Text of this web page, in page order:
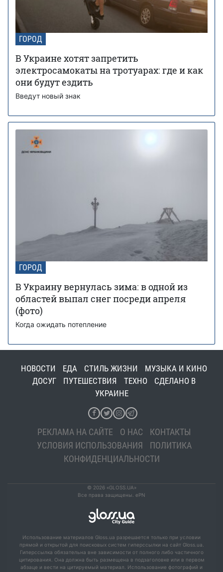
ГОРОД
В Украине хотят запретить
электросамокаты на тротуарах: где и как
они будут ездить
Введут новый знак
ГОРОД
В Украину вернулась зима: в одной из
областей выпал снег посреди апреля
(фото)
Когда ожидать потепление
НОВОСТИ ЕДА СТИЛЬ ЖИЗНИ
МУЗЫКА И КИНО
ДОСУГ
ПУТЕШЕСТВИЯ ТЕХНО
СДЕЛАНО В
УКРАИНЕ
РЕКЛАМА НА САЙТЕ О НАС
КОНТАКТЫ
УСЛОВИЯ ИСПОЛЬЗОВАНИЯ
ПОЛИТИКА
КОНФИДЕНЦИАЛЬНОСТИ
© 2026 «GLOSS.UA»
Все права защищены. ePN
Использование материалов Gloss.ua разрешается только при условии
прямой и открытой для поисковых систем гиперссылки на сайт Gloss.ua.
Гиперссылка обязательна вне зависимости от полного либо частичного
цитирования. Она должна быть размещена в подзаголовке или в первом
абзаце и вести на цитируемый материал. Использование фотографий и